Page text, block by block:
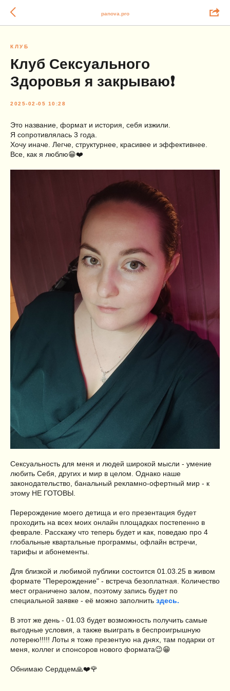
panova.pro
КЛУБ
Клуб Сексуального
Здоровья я закрываю❗️
2025-02-05 10:28
Это название, формат и история, себя изжили.
Я сопротивлялась 3 года.
Хочу иначе. Легче, структурнее, красивее и эффективнее.
Все, как я люблю😁❤️
Сексуальность для меня и людей широкой мысли - умение
любить Себя, других и мир в целом. Однако наше
законодательство, банальный рекламно-офертный мир - к
этому НЕ ГОТОВЫ.
Перерождение моего детища и его презентация будет
проходить на всех моих онлайн площадках постепенно в
феврале. Расскажу что теперь будет и как, поведаю про 4
глобальные квартальные программы, офлайн встречи,
тарифы и абонементы.
Для близкой и любимой публики состоится 01.03.25 в живом
формате "Перерождение" - встреча безоплатная. Количество
мест ограничено залом, поэтому запись будет по
специальной заявке - её можно заполнить здесь.
В этот же день - 01.03 будет возможность получить самые
выгодные условия, а также выиграть в беспроигрышную
лотерею!!!!! Лоты я тоже презентую на днях, там подарки от
меня, коллег и спонсоров нового формата😉😁
Обнимаю Сердцем🙏❤️🌹